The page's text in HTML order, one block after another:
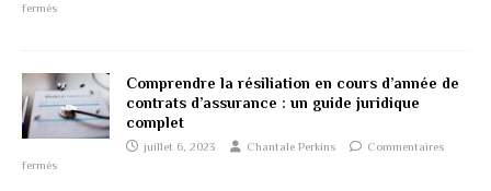
fermés
Comprendre la résiliation en cours d’année de
contrats d’assurance : un guide juridique
complet
juillet 6, 2023 Chantale Perkins
Commentaires
fermés